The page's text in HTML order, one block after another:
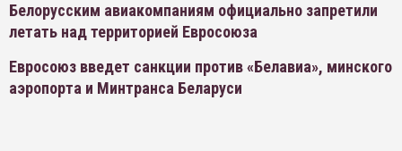
Белорусским авиакомпаниям официально запретили
летать над территорией Евросоюза
Евросоюз введет санкции против «Белавиа», минского
аэропорта и Минтранса Беларуси